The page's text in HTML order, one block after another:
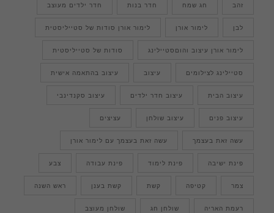
זהב חג שמח חדר בנות חדר ילדים מעוצב
לבן לימור אורן לימור אורן סודות של סטייליסטית
לימור אורן עיצוב והוםסטיילינג סודות של סטייליסטית
סטיילינג לצילומים עיצוב עיצוב בהתאמה אישית
עיצוב הבית עיצוב חדר ילדים עיצוב סקנדינבי
עיצוב פנים עיצוב שולחן עציצים
עשה זאת בעצמך עשה זאת בעצמך עם לימור אורן
פינת ישיבה פינת לימוד פינת עבודה צבע
צמר קטיפה קשת קשת בענן ראש השנה
רעמת האריה שולחן חג שולחן מעוצב